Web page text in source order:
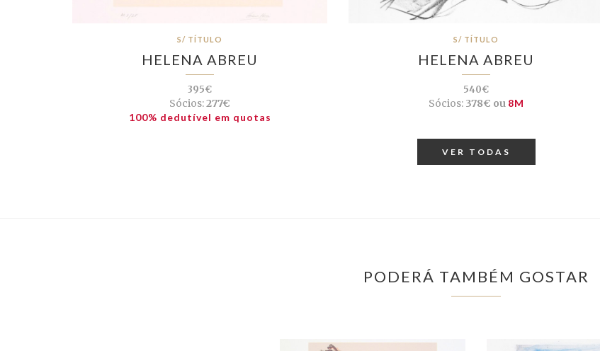
S/ TÍTULO
HELENA ABREU
395€
Sócios:277€
100% dedutível em quotas
S/ TÍTULO
HELENA ABREU
540€
Sócios:378€ ou 8M
VER TODAS
PODERÁ TAMBÉM GOSTAR